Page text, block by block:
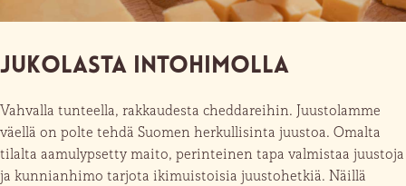
Jukolasta intohimolla
Vahvalla tunteella, rakkaudesta cheddareihin. Juustolamme
väellä on polte tehdä Suomen herkullisinta juustoa. Omalta
tilalta aamulypsetty maito, perinteinen tapa valmistaa juustoja
ja kunnianhimo tarjota ikimuistoisia juustohetkiä. Näillä